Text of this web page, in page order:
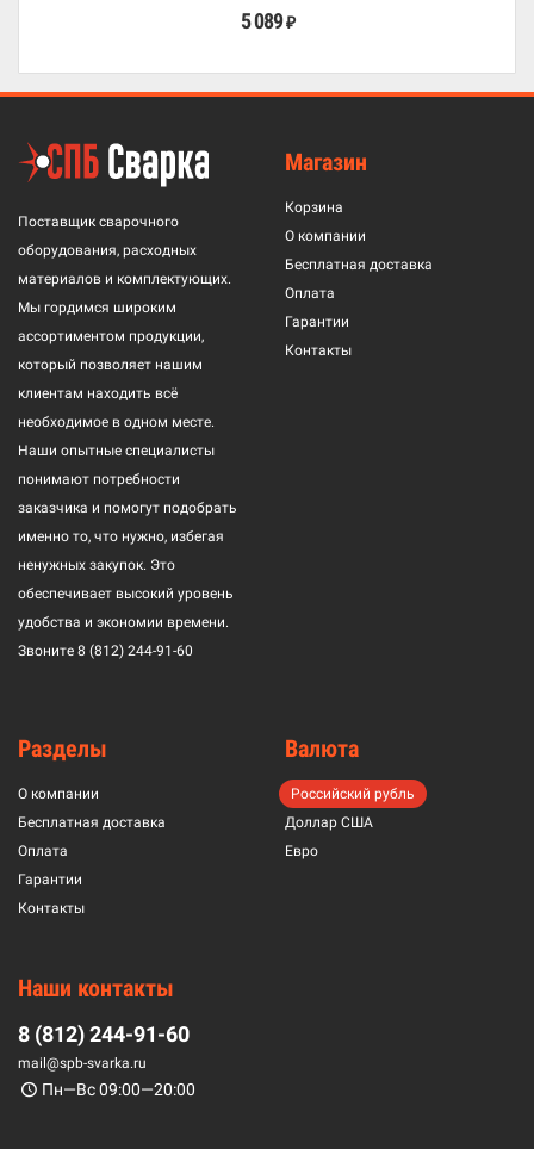
5 089 ₽
Поставщик сварочного
оборудования, расходных
материалов и комплектующих.
Мы гордимся широким
ассортиментом продукции,
который позволяет нашим
клиентам находить всё
необходимое в одном месте.
Наши опытные специалисты
понимают потребности
заказчика и помогут подобрать
именно то, что нужно, избегая
ненужных закупок. Это
обеспечивает высокий уровень
удобства и экономии времени.
Звоните 8 (812) 244-91-60
Магазин
Корзина
О компании
Бесплатная доставка
Оплата
Гарантии
Контакты
Разделы
О компании
Бесплатная доставка
Оплата
Гарантии
Контакты
Валюта
Российский рубль
Доллар США
Евро
Наши контакты
8 (812) 244-91-60
mail@spb-svarka.ru
Пн—Вс 09:00—20:00